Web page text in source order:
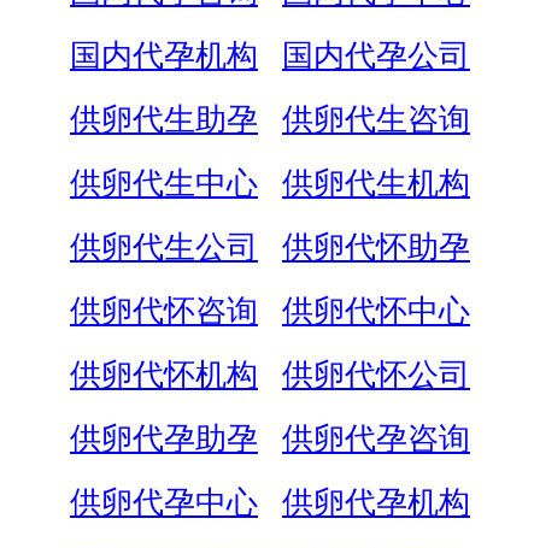
国内代孕机构
国内代孕公司
供卵代生助孕
供卵代生咨询
供卵代生中心
供卵代生机构
供卵代生公司
供卵代怀助孕
供卵代怀咨询
供卵代怀中心
供卵代怀机构
供卵代怀公司
供卵代孕助孕
供卵代孕咨询
供卵代孕中心
供卵代孕机构